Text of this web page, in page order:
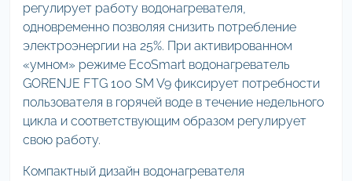
регулирует работу водонагревателя,
одновременно позволяя снизить потребление
электроэнергии на 25%. При активированном
«умном» режиме EcoSmart водонагреватель
GORENJE FTG 100 SM V9 фиксирует потребности
пользователя в горячей воде в течение недельного
цикла и соответствующим образом регулирует
свою работу.
Компактный дизайн водонагревателя